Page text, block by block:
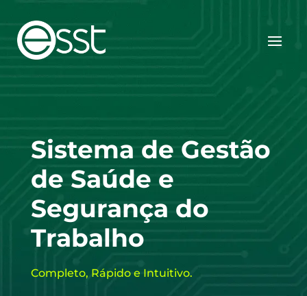
Sistema de Gestão
de Saúde e
Segurança do
Trabalho
Completo, Rápido e Intuitivo.